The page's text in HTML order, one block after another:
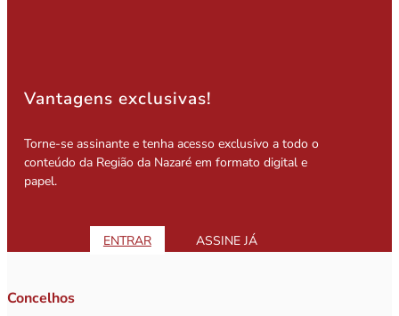
Vantagens exclusivas!
Torne-se assinante e tenha acesso exclusivo a todo o
conteúdo da Região da Nazaré em formato digital e
papel.
ENTRAR ASSINE JÁ
Concelhos